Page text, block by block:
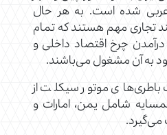
عربی شده است. به هر حال
تجاری مهم هستند که تمام
چرخ اقتصاد داخلی و
به آن‌ مشغول می‌باشند.
موتور سیکلت از
شامل یمن، امارات و